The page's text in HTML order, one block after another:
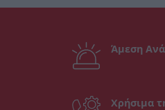
Άμεση
Χρήσιμα